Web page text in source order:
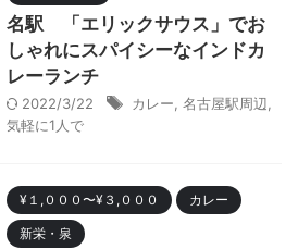
名駅 「エリックサウス」でお
しゃれにスパイシーなインドカ
レーランチ
2022/3/22 カレー 名古屋駅周辺
気軽に1人で
¥１,０００〜¥３,０００ カレー
新栄・泉